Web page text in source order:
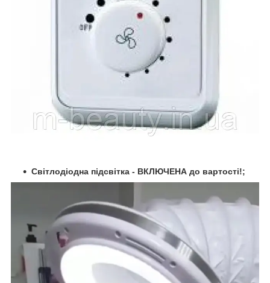
Світлодіодна підсвітка - ВКЛЮЧЕНА до вартості!;